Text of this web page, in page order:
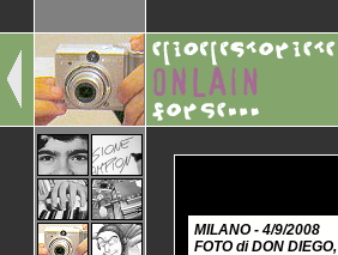
MILANO - 4/9/2008
FOTO di DON DIEGO,